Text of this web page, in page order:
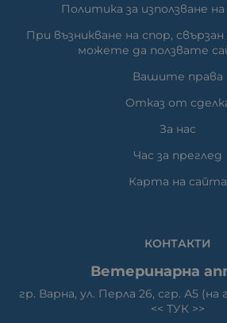
Политика за използване
При възникване на спор, свързан
можете да ползвате
Вашите права
Отказ от
За нас
Час за преглед
Карта на сайта
КОНТАКТИ
Ветеринарна
гр. Варна, ул. Перла 26, сгр. А5
<< ТУК >>